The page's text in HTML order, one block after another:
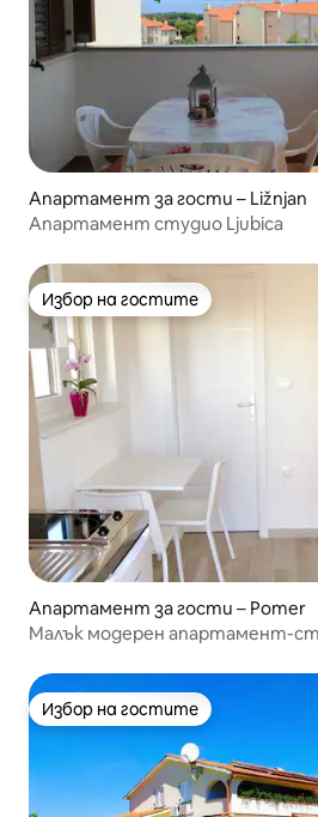
Апартамент за гости – Ližnjan
Апартамент студио Ljubica
Избор на гостите
Избор на гостите
Апартамент за гости – Pomer
Малък модерен апартамент-
Избор на гостите
Избор на гостите